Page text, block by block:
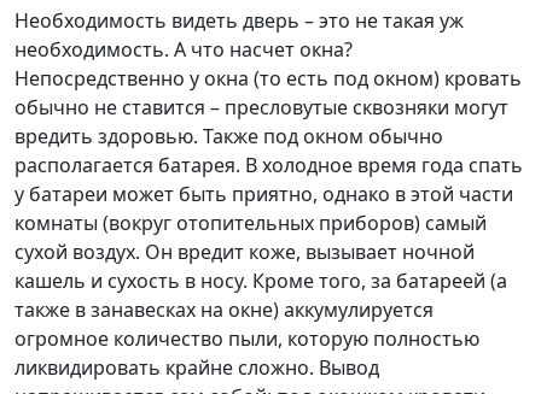
Необходимость видеть дверь – это не такая уж
необходимость. А что насчет окна?
Непосредственно у окна (то есть под окном) кровать
обычно не ставится – пресловутые сквозняки могут
вредить здоровью. Также под окном обычно
располагается батарея. В холодное время года спать
у батареи может быть приятно, однако в этой части
комнаты (вокруг отопительных приборов) самый
сухой воздух. Он вредит коже, вызывает ночной
кашель и сухость в носу. Кроме того, за батареей (а
также в занавесках на окне) аккумулируется
огромное количество пыли, которую полностью
ликвидировать крайне сложно. Вывод